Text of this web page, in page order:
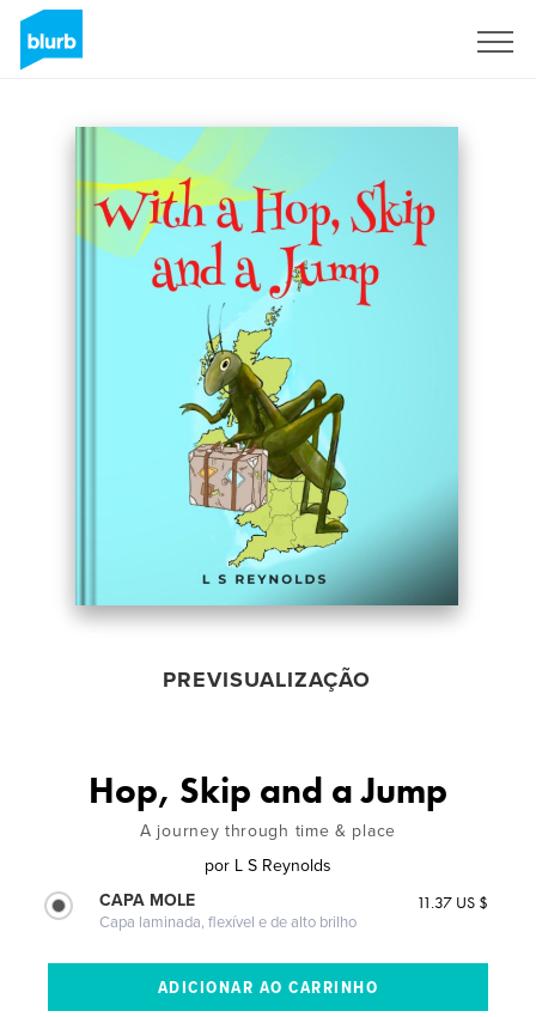
PREVISUALIZAÇÃO
Hop, Skip and a Jump
A journey through time & place
por L S Reynolds
CAPA MOLE
Capa laminada, flexível e de alto brilho
11.37 US $